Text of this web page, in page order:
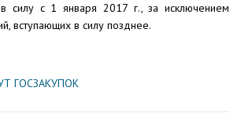
в силу с 1 января 2017 г., за исключением
вступающих в силу позднее.
ГОСЗАКУПОК